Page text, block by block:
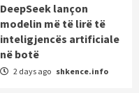
DeepSeek lançon
modelin më të lirë të
inteligjencës artificiale
në botë
2 days ago shkence.info